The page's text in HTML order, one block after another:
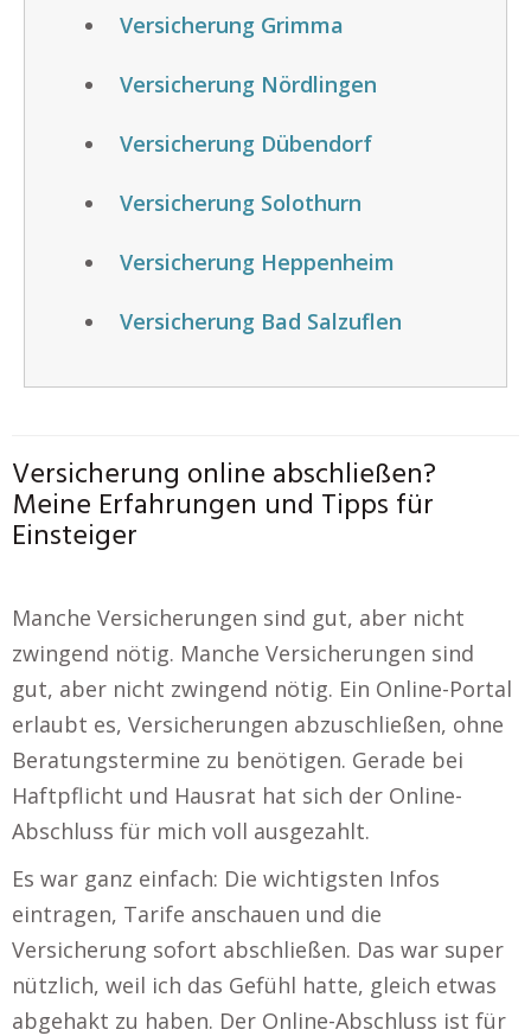
Versicherung Grimma
Versicherung Nördlingen
Versicherung Dübendorf
Versicherung Solothurn
Versicherung Heppenheim
Versicherung Bad Salzuflen
Versicherung online abschließen?
Meine Erfahrungen und Tipps für
Einsteiger
Manche Versicherungen sind gut, aber nicht
zwingend nötig. Manche Versicherungen sind
gut, aber nicht zwingend nötig. Ein Online-Portal
erlaubt es, Versicherungen abzuschließen, ohne
Beratungstermine zu benötigen. Gerade bei
Haftpflicht und Hausrat hat sich der Online-
Abschluss für mich voll ausgezahlt.
Es war ganz einfach: Die wichtigsten Infos
eintragen, Tarife anschauen und die
Versicherung sofort abschließen. Das war super
nützlich, weil ich das Gefühl hatte, gleich etwas
abgehakt zu haben. Der Online-Abschluss ist für